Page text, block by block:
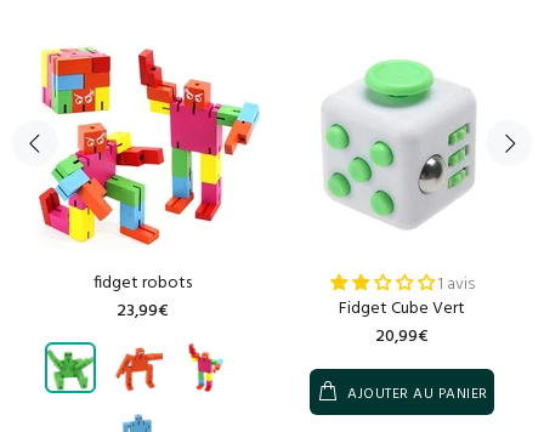
fidget robots
23,99€
1 avis
Fidget Cube Vert
20,99€
AJOUTER AU PANIER